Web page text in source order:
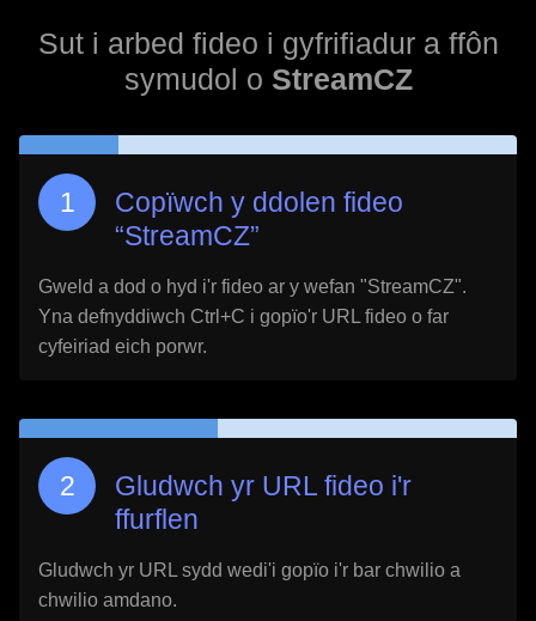
Sut i arbed fideo i gyfrifiadur a ffôn
symudol o StreamCZ
Copïwch y ddolen fideo
“StreamCZ”
Gweld a dod o hyd i'r fideo ar y wefan "StreamCZ".
Yna defnyddiwch Ctrl+C i gopïo'r URL fideo o far
cyfeiriad eich porwr.
Gludwch yr URL fideo i'r
ffurflen
Gludwch yr URL sydd wedi'i gopïo i'r bar chwilio a
chwilio amdano.